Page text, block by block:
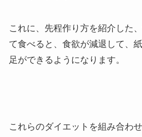
これに、先程作り方を紹介した
て食べると、食欲が減退して、
足ができるようになります。
これらのダイエットを組み合わ